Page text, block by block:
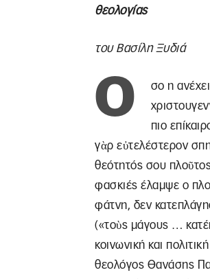
θεολογίας
του Βασίλη Ξυδιά
Ό
σο η
πιο
γὰρ εὐτελέστερον
θεότητός σου
φασκιές έλαμψε ο
φάτνη, δεν
(«τοὺς μάγους …
κοινωνική και
θεολόγος Θανάσης